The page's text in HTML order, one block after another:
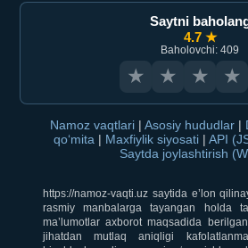
Saytni
4.7 ★
Baholovchi: 409
★ ★ ★ ★
Namoz vaqtlari | Asosiy hududlar |
qo‘mita | Maxfiylik siyosati | API
Saytda joylashtirish
https://namoz-vaqti.uz saytida e’lon
rasmiy manbalarga tayangan holda
ma’lumotlar axborot maqsadida
jihatdan mutlaq aniqligi